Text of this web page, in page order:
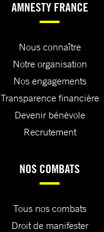
AMNESTY FRANCE
Nous connaître
Notre organisation
Nos engagements
Transparence financière
Devenir bénévole
Recrutement
NOS COMBATS
Tous nos combats
Droit de manifester